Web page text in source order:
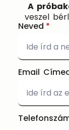
A
veszel
Neved *
Email